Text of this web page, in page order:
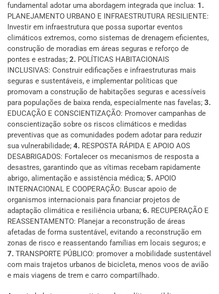
fundamental adotar uma abordagem integrada que inclua: 1.
PLANEJAMENTO URBANO E INFRAESTRUTURA RESILIENTE:
Investir em infraestrutura que possa suportar eventos
climáticos extremos, como sistemas de drenagem eficientes,
construção de moradias em áreas seguras e reforço de
pontes e estradas; 2. POLÍTICAS HABITACIONAIS
INCLUSIVAS: Construir edificações e infraestruturas mais
seguras e sustentáveis, e implementar políticas que
promovam a construção de habitações seguras e acessíveis
para populações de baixa renda, especialmente nas favelas; 3.
EDUCAÇÃO E CONSCIENTIZAÇÃO: Promover campanhas de
conscientização sobre os riscos climáticos e medidas
preventivas que as comunidades podem adotar para reduzir
sua vulnerabilidade; 4. RESPOSTA RÁPIDA E APOIO AOS
DESABRIGADOS: Fortalecer os mecanismos de resposta a
desastres, garantindo que as vítimas recebam rapidamente
abrigo, alimentação e assistência médica; 5. APOIO
INTERNACIONAL E COOPERAÇÃO: Buscar apoio de
organismos internacionais para financiar projetos de
adaptação climática e resiliência urbana; 6. RECUPERAÇÃO E
REASSENTAMENTO: Planejar a reconstrução de áreas
afetadas de forma sustentável, evitando a reconstrução em
zonas de risco e reassentando famílias em locais seguros; e
7. TRANSPORTE PÚBLICO: promover a mobilidade sustentável
com mais trajetos urbanos de bicicleta, menos voos de avião
e mais viagens de trem e carro compartilhado.